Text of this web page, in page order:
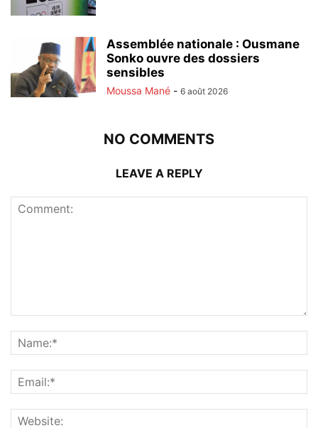
Assemblée nationale : Ousmane
Sonko ouvre des dossiers
sensibles
Moussa Mané - 6 août 2026
NO COMMENTS
LEAVE A REPLY